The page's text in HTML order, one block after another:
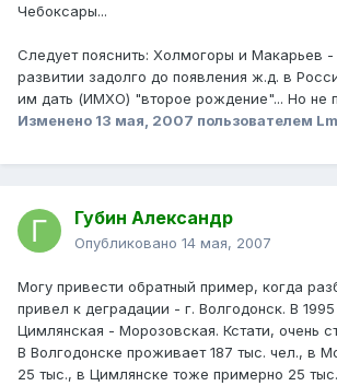
Чебоксары...
Следует пояснить: Холмогоры и Макарьев
развитии задолго до появления ж.д. в
им дать (ИМХО) "второе рождение"... Но не
Изменено 13 мая, 2007 пользователем
Губин Александр
Опубликовано 14 мая, 2007
Могу привести обратный пример, когда
привел к деградации - г. Волгодонск. В
Цимлянская - Морозовская. Кстати, очень
В Волгодонске проживает 187 тыс. чел., в
25 тыс., в Цимлянске тоже примерно 25